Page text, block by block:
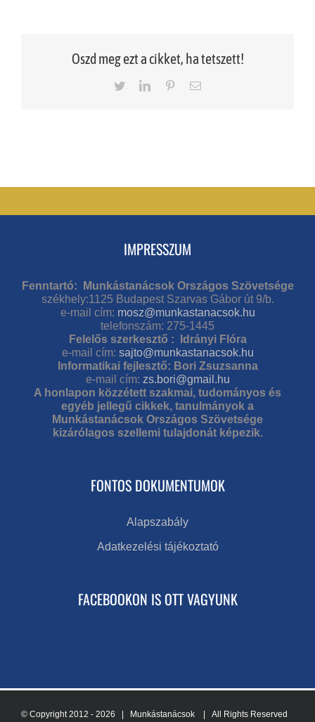
Oszd meg ezt a cikket, ha tetszett!
TwitterLinkedInPinterestEmail
IMPRESSZUM
Fenntartó: Munkástanácsok Országos Szövetsége
székhely:1125 Budapest Szarvas Gábor út 9/b.
e-mail cím: mosz@munkastanacsok.hu
telefonszám: 275-1445
Felelős szerkesztő : Idrányi Flóra
e-mail cím: sajto@munkastanacsok.hu
Informatikai fejlesztő: Bori Zsuzsanna
e-mail cím: zs.bori@gmail.hu
A honlapon közzétett szakmai, tudományos és
egyéb jellegű cikkek, tanulmányok a
Munkástanácsok Országos Szövetsége
kizárólagos szellemi tulajdonát képezik.
FONTOS DOKUMENTUMOK
Alapszabály
Adatkezelési tájékoztató
FACEBOOKON IS OTT VAGYUNK
© Copyright 2012 - 2026 | Munkástanácsok | All Rights Reserved